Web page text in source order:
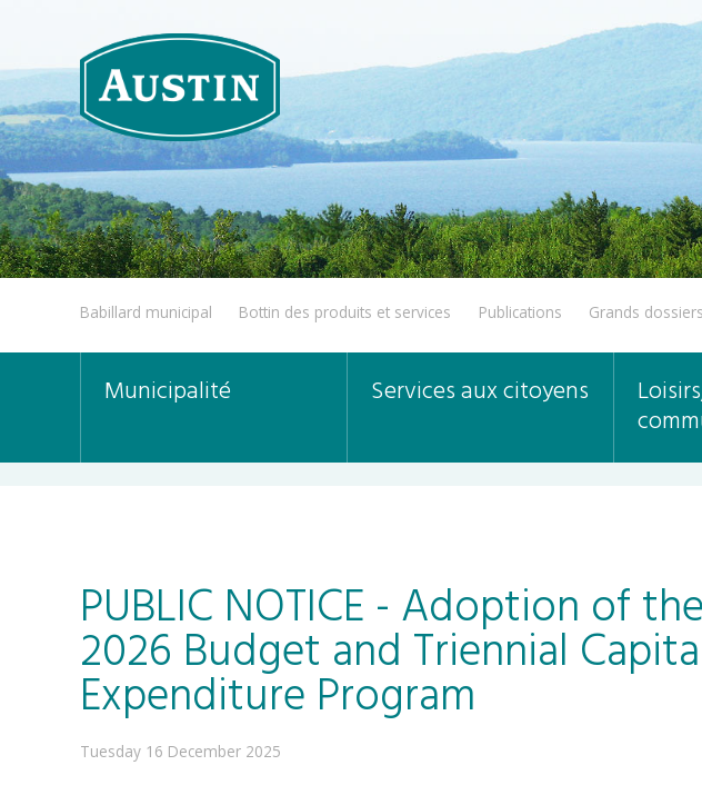
Babillard municipal Bottin des produits et services Publications Grands dossiers
Municipalité Services aux citoyens
PUBLIC NOTICE - Adoption of the
2026 Budget and Triennial
Expenditure Program
Tuesday 16 December 2025